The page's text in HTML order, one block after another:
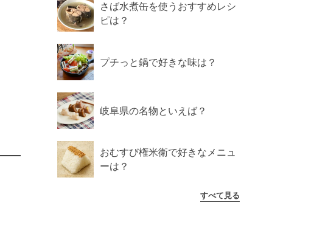
さば水煮缶を使うおすすめレシ
ピは？
プチっと鍋で好きな味は？
岐阜県の名物といえば？
おむすび権米衛で好きなメニュ
ーは？
すべて見る